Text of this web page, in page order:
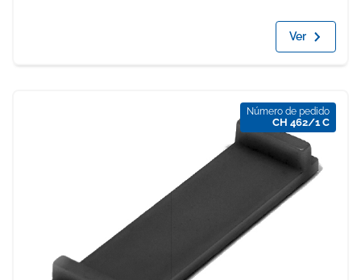
Ver
Número de pedido
CH 462/1 C